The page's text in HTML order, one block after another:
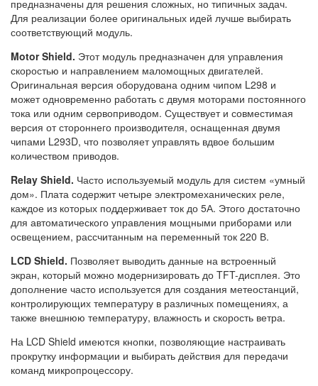
предназначены для решения сложных, но типичных задач.
Для реализации более оригинальных идей лучше выбирать
соответствующий модуль.
Motor Shield. Этот модуль предназначен для управления
скоростью и направлением маломощных двигателей.
Оригинальная версия оборудована одним чипом L298 и
может одновременно работать с двумя моторами постоянного
тока или одним сервоприводом. Существует и совместимая
версия от стороннего производителя, оснащенная двумя
чипами L293D, что позволяет управлять вдвое большим
количеством приводов.
Relay Shield. Часто используемый модуль для систем «умный
дом». Плата содержит четыре электромеханических реле,
каждое из которых поддерживает ток до 5А. Этого достаточно
для автоматического управления мощными приборами или
освещением, рассчитанным на переменный ток 220 В.
LCD Shield. Позволяет выводить данные на встроенный
экран, который можно модернизировать до TFT-дисплея. Это
дополнение часто используется для создания метеостанций,
контролирующих температуру в различных помещениях, а
также внешнюю температуру, влажность и скорость ветра.
На LCD Shield имеются кнопки, позволяющие настраивать
прокрутку информации и выбирать действия для передачи
команд микропроцессору.